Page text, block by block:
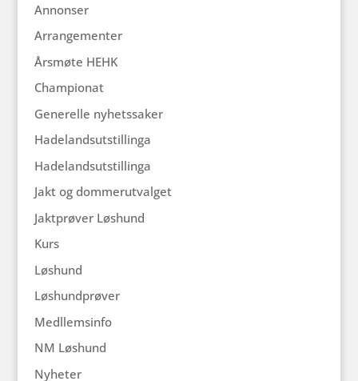
Annonser
Arrangementer
Årsmøte HEHK
Championat
Generelle nyhetssaker
Hadelandsutstillinga
Hadelandsutstillinga
Jakt og dommerutvalget
Jaktprøver Løshund
Kurs
Løshund
Løshundprøver
Medllemsinfo
NM Løshund
Nyheter